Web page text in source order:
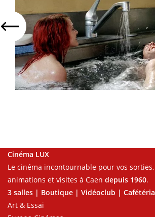
Cinéma LUX
Le cinéma incontournable pour vos sorties,
animations et visites à Caen depuis 1960.
3 salles | Boutique | Vidéoclub | Cafétéria
Art & Essai